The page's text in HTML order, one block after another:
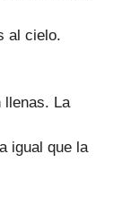
al cielo.
llenas. La
igual que la